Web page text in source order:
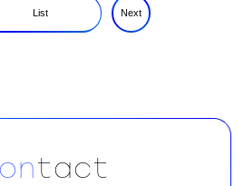
List Next
ontact